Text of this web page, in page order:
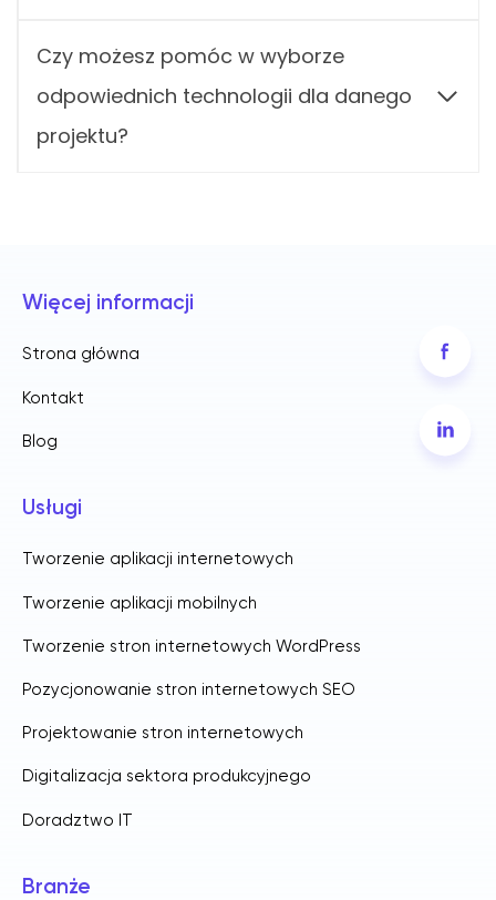
Czy możesz pomóc w wyborze
odpowiednich technologii dla danego
projektu?
Więcej informacji
Strona główna
Kontakt
Blog
Usługi
Tworzenie aplikacji internetowych
Tworzenie aplikacji mobilnych
Tworzenie stron internetowych WordPress
Pozycjonowanie stron internetowych SEO
Projektowanie stron internetowych
Digitalizacja sektora produkcyjnego
Doradztwo IT
Branże